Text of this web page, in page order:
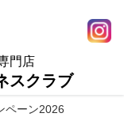
門店
スクラブ
ペーン2026